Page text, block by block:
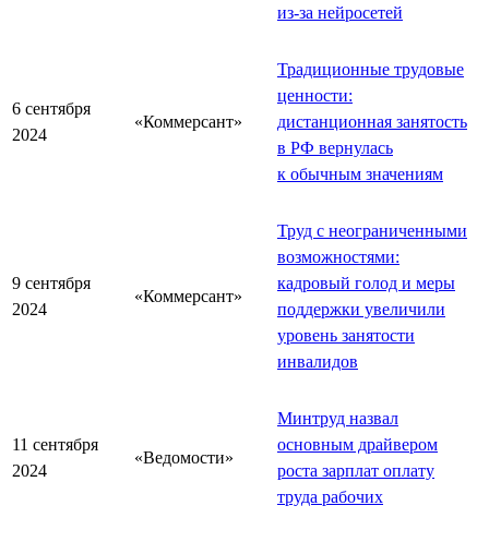
из-за нейросетей
6 сентября
2024
«Коммерсант»
Традиционные трудовые
ценности:
дистанционная занятость
в РФ вернулась
к обычным значениям
9 сентября
2024
«Коммерсант»
Труд с неограниченными
возможностями:
кадровый голод и меры
поддержки увеличили
уровень занятости
инвалидов
11 сентября
2024
«Ведомости»
Минтруд назвал
основным драйвером
роста зарплат оплату
труда рабочих